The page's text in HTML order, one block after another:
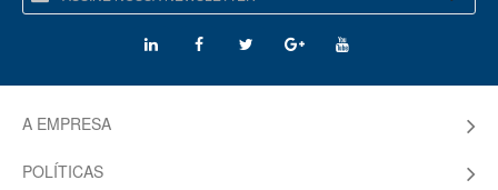
A EMPRESA
POLÍTICAS